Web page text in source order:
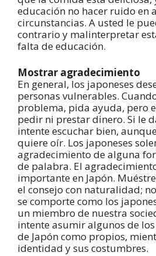
educación no hacer ruido en
circunstancias. A usted le
contrario y malinterpretar
falta de educación.
Mostrar agradecimiento
En general, los japoneses
personas vulnerables.
problema, pida ayuda, pero
pedir ni prestar dinero. Si le
intente escuchar bien,
quiere oír. Los japoneses
agradecimiento de alguna
de palabra. El
importante en Japón.
el consejo con naturalidad;
se comporte como los
un miembro de nuestra
intente asumir algunos de
de Japón como propios,
identidad y sus costumbres.